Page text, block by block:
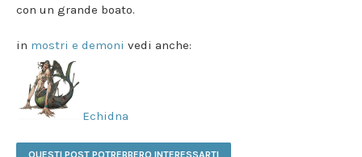
con un grande boato.
in mostri e demoni vedi anche:
Echidna
QUESTI POST POTREBBERO INTERESSARTI